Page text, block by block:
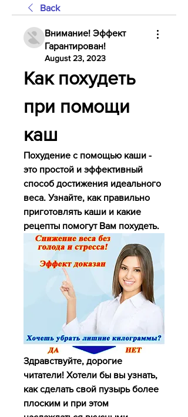
Back
Внимание! Эффект
Гарантирован!
August 23, 2023
Как похудеть
при помощи
каш
Похудение с помощью каши -
это простой и эффективный
способ достижения идеального
веса. Узнайте, как правильно
приготовлять каши и какие
рецепты помогут Вам похудеть.
Здравствуйте, дорогие
читатели! Хотели бы вы узнать,
как сделать свой пузырь более
плоским и при этом